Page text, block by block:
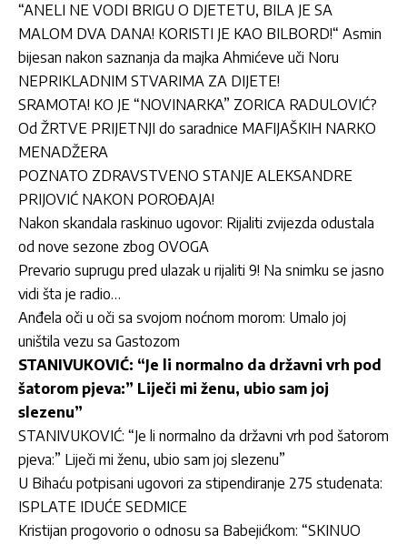
“ANELI NE VODI BRIGU O DJETETU, BILA JE SA
MALOM DVA DANA! KORISTI JE KAO BILBORD!“ Asmin
bijesan nakon saznanja da majka Ahmićeve uči Noru
NEPRIKLADNIM STVARIMA ZA DIJETE!
SRAMOTA! KO JE “NOVINARKA” ZORICA RADULOVIĆ?
Od ŽRTVE PRIJETNJI do saradnice MAFIJAŠKIH NARKO
MENADŽERA
POZNATO ZDRAVSTVENO STANJE ALEKSANDRE
PRIJOVIĆ NAKON POROĐAJA!
Nakon skandala raskinuo ugovor: Rijaliti zvijezda odustala
od nove sezone zbog OVOGA
Prevario suprugu pred ulazak u rijaliti 9! Na snimku se jasno
vidi šta je radio…
Anđela oči u oči sa svojom noćnom morom: Umalo joj
uništila vezu sa Gastozom
STANIVUKOVIĆ: “Je li normalno da državni vrh pod
šatorom pjeva:” Liječi mi ženu, ubio sam joj
slezenu”
STANIVUKOVIĆ: “Je li normalno da državni vrh pod šatorom
pjeva:” Liječi mi ženu, ubio sam joj slezenu”
U Bihaću potpisani ugovori za stipendiranje 275 studenata:
ISPLATE IDUĆE SEDMICE
Kristijan progovorio o odnosu sa Babejićkom: “SKINUO